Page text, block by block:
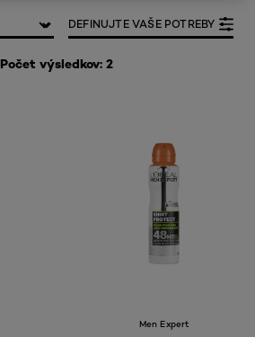
Počet výsledkov: 2
DEFINUJTE VAŠE POTREBY
Men Expert